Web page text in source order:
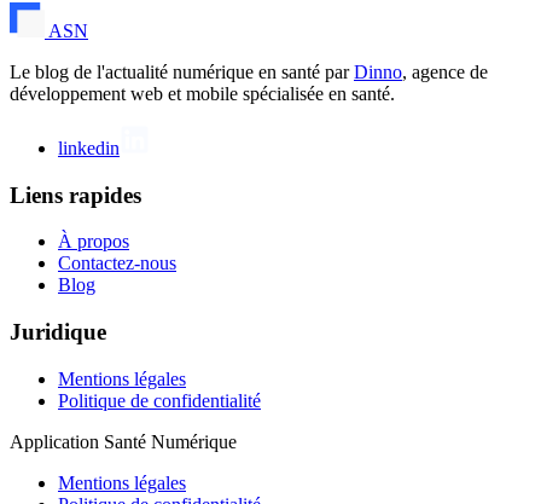
ASN
Le blog de l'actualité numérique en santé parDinno, agence de
développement web et mobile spécialisée en santé.
linkedin
Liens rapides
À propos
Contactez-nous
Blog
Juridique
Mentions légales
Politique de confidentialité
Application Santé Numérique
Mentions légales